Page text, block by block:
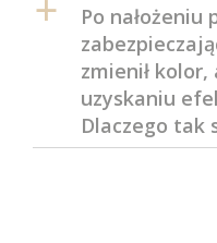
a
Po nałożeniu
zmienił kolor,
uzyskaniu
Dlaczego tak